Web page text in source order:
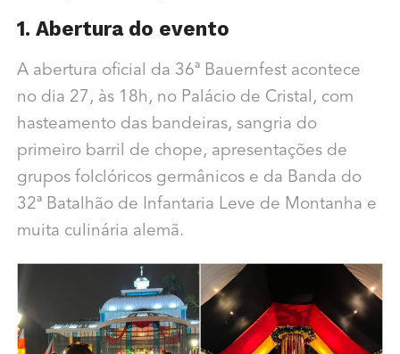
1. Abertura do evento
A abertura oficial da 36ª Bauernfest acontece
no dia 27, às 18h, no Palácio de Cristal, com
hasteamento das bandeiras, sangria do
primeiro barril de chope, apresentações de
grupos folclóricos germânicos e da Banda do
32ª Batalhão de Infantaria Leve de Montanha e
muita culinária alemã.